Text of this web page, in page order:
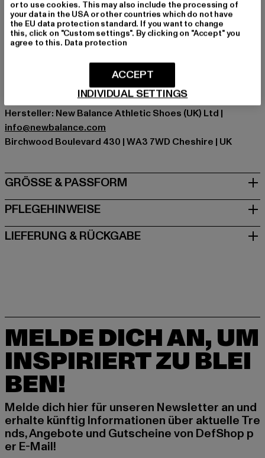
Kat.: Trousers - Sweat
Farbe: türkis
Hersteller Farbe: vintage teal
Art.Nr: UP21500-07671
Hersteller: New Balance Athletic Shoes (UK) Ltd |
info@newbalance.com
Birchwood Boulevard 430 | WA3 7WD Cheshire | UK
GRÖSSE & PASSFORM
PFLEGEHINWEISE
LIEFERUNG & RÜCKGABE
MELDE DICH AN, UM
INSPIRIERT ZU BLEI
BEN!
Melde dich hier für unseren Newsletter an und
erhalte künftig Informationen über aktuelle Tre
nds, Angebote und Gutscheine von DefShop p
er E-Mail!
or to use cookies. This may also include the processing of
your data in the USA or other countries which do not have
the EU data protection standard. If you want to change
this, click on "Custom settings". By clicking on "Accept" you
agree to this. Data protection
INDIVIDUAL SETTINGS
ACCEPT